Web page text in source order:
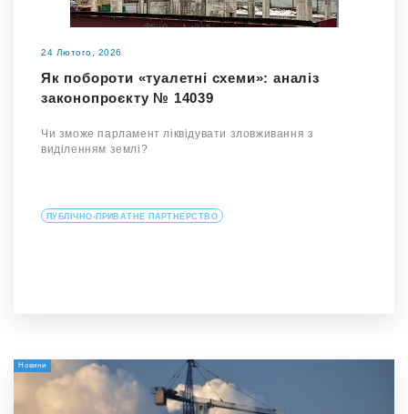
24 Лютого, 2026
Як побороти «туалетні схеми»: аналіз
законопроєкту № 14039
Чи зможе парламент ліквідувати зловживання з
виділенням землі?
ПУБЛІЧНО-ПРИВАТНЕ ПАРТНЕРСТВО
Новини